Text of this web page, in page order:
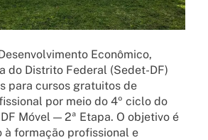
Econômico,
do Distrito Federal (Sedet-DF)
para cursos gratuitos de
por meio do 4º ciclo do
Móvel — 2ª Etapa. O objetivo é
à formação profissional e